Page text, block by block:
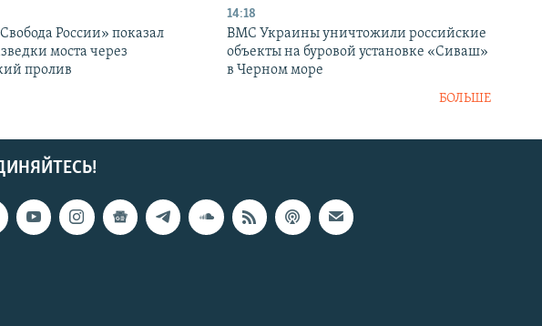
России» показал
моста через
пролив
14:18
ВМС Украины уничтожили российские
объекты на буровой установке «Сиваш»
в Черном море
БОЛЬШЕ